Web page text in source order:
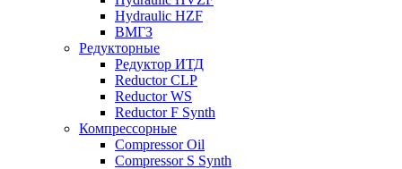
Hydraulic HZF
ВМГЗ
Редукторные
Редуктор ИТД
Reductor CLP
Reductor WS
Reductor F Synth
Компрессорные
Compressor Oil
Compressor S Synth